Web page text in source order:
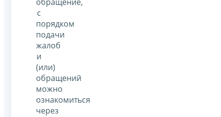
с
порядком
подачи
жалоб
и
(или)
обращений
можно
ознакомиться
через